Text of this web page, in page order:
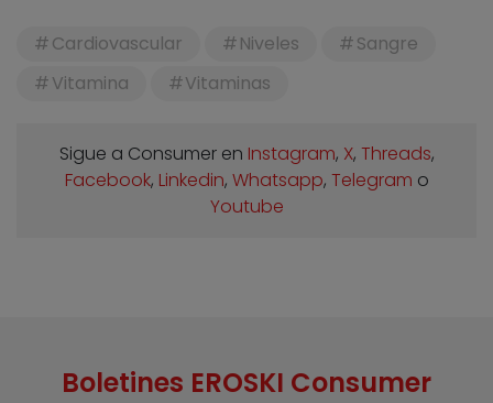
Cardiovascular Niveles
Sangre
Vitamina
Vitaminas
Sigue a Consumer en Instagram, X, Threads,
Facebook, Linkedin, Whatsapp, Telegram o
Youtube
Boletines EROSKI Consumer